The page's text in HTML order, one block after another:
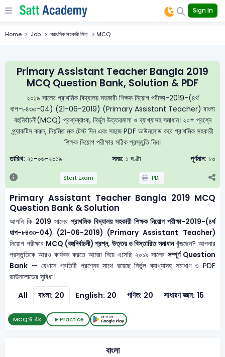
Sign In
Home Job প্রাথমিক সহকারী শিক্... > MCQ
Primary Assistant Teacher Bangla 2019
MCQ Question Bank, Solution & PDF
২০১৯ সালের প্রাথমিক বিদ্যালয় সহকারী শিক্ষক নিয়োগ পরীক্ষা-2019-(৪র্থ
ধাপ-৮৪৩৩-04) (21-06-2019) (Primary Assistant Teacher) বাংলা
বহুনির্বাচনী(MCQ) প্রশ্নব্যাংক, নির্ভুল উত্তরমালা ও ব্যাখ্যাসহ সমাধান। ২০+ প্রশ্নে
প্র্যাকটিস করুন, নিয়মিত মক টেস্ট দিন এবং সহজে PDF ডাউনলোড করে প্রাথমিক সহকারী
শিক্ষক নিয়োগ পরীক্ষার সঠিক প্রস্তুতি নিন।
তারিখ: ২১-০৬-২০১৯ সময়: ১ ঘণ্টা পূর্ণমান: ৮০
Start Exam PDF
Primary Assistant Teacher Bangla 2019 MCQ
Question Bank & Solution
আপনি কি 2019 সালেরপ্রাথমিক বিদ্যালয় সহকারী শিক্ষক নিয়োগ পরীক্ষা-2019-(৪র্থ
ধাপ-৮৪৩৩-04) (21-06-2019) (Primary Assistant Teacher)
নিয়োগ পরীক্ষার MCQ (বহুনির্বাচনী) প্রশ্ন, উত্তর ও বিস্তারিত সমাধানখুঁজছেন? আপনার
প্রস্তুতিকে আরও কার্যকর করতে আমরা নিয়ে এসেছি ২০১৯ সালেরসম্পূর্ণ Question
Bank — যেখানে প্রতিটি প্রশ্নের সাথে রয়েছে নির্ভুল ব্যাখ্যাসহ সমাধাণ ও PDF
ডাউনলোডের সুবিধা।
All বাংলা: 20 English: 20 গণিত: 20 সাধারণ জ্ঞান: 15
MCQ:6.4k Practice
বাংলা